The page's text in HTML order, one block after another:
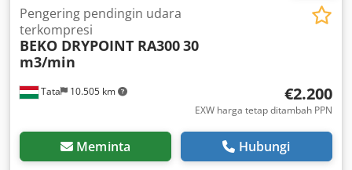
Tata 10.505 km
Pengering pendingin udara
terkompresi
BEKO DRYPOINT RA30030
m3/min
€2.200
EXW harga tetap ditambah PPN
Meminta Hubungi